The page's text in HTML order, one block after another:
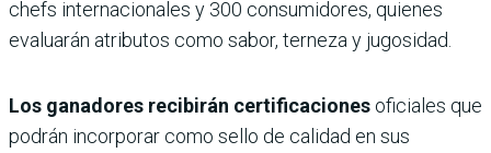
chefs internacionales y 300 consumidores, quienes
evaluarán atributos como sabor, terneza y jugosidad.
Los ganadores recibirán certificaciones oficiales que
podrán incorporar como sello de calidad en sus